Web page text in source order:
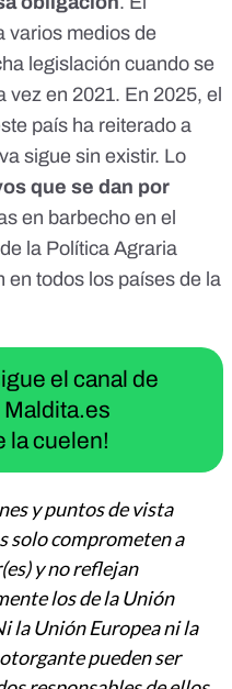
varios medios de
legislación cuando se
vez en 2021. En 2025, el
país ha reiterado a
sigue sin existir. Lo
que se dan por
en barbecho en el
de la Política Agraria
en todos los países de la
el canal de
la cuelen!
y puntos de vista
solo comprometen a
y no reflejan
los de la Unión
la Unión Europea ni la
pueden ser